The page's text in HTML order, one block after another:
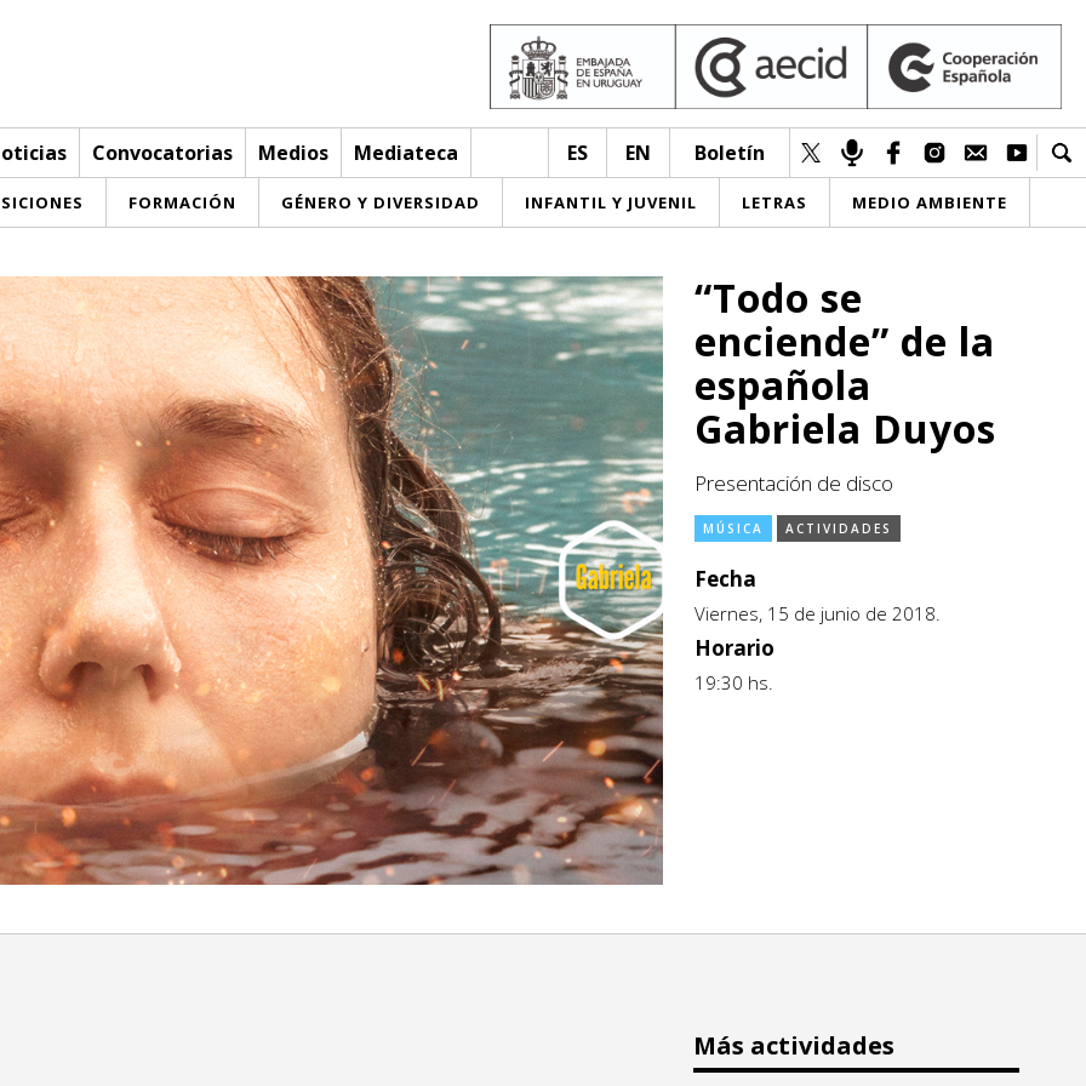
Convocatorias Medios Mediateca ES EN Boletín
FORMACIÓN GÉNERO Y DIVERSIDAD INFANTIL Y JUVENIL LETRAS MEDIO AMBIENTE
“Todo se
enciende” de la
española
Gabriela Duyos
Presentación de disco
MÚSICA ACTIVIDADES
Fecha
Viernes, 15 de junio de 2018.
Horario
19:30 hs.
Más actividades